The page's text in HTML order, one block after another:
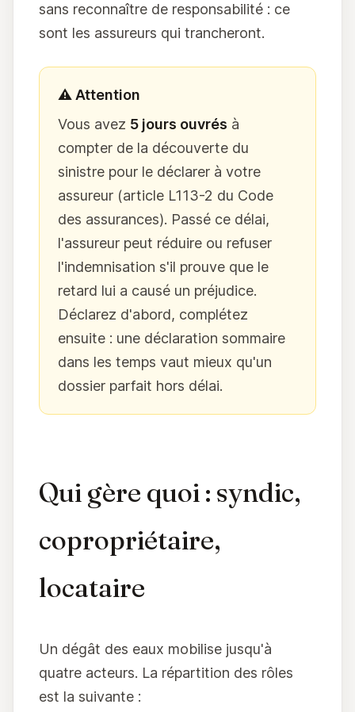
sans reconnaître de responsabilité : ce
sont les assureurs qui trancheront.
⚠️ Attention
Vous avez 5 jours ouvrés à
compter de la découverte du
sinistre pour le déclarer à votre
assureur (article L113-2 du Code
des assurances). Passé ce délai,
l'assureur peut réduire ou refuser
l'indemnisation s'il prouve que le
retard lui a causé un préjudice.
Déclarez d'abord, complétez
ensuite : une déclaration sommaire
dans les temps vaut mieux qu'un
dossier parfait hors délai.
Qui gère quoi : syndic,
copropriétaire,
locataire
Un dégât des eaux mobilise jusqu'à
quatre acteurs. La répartition des rôles
est la suivante :